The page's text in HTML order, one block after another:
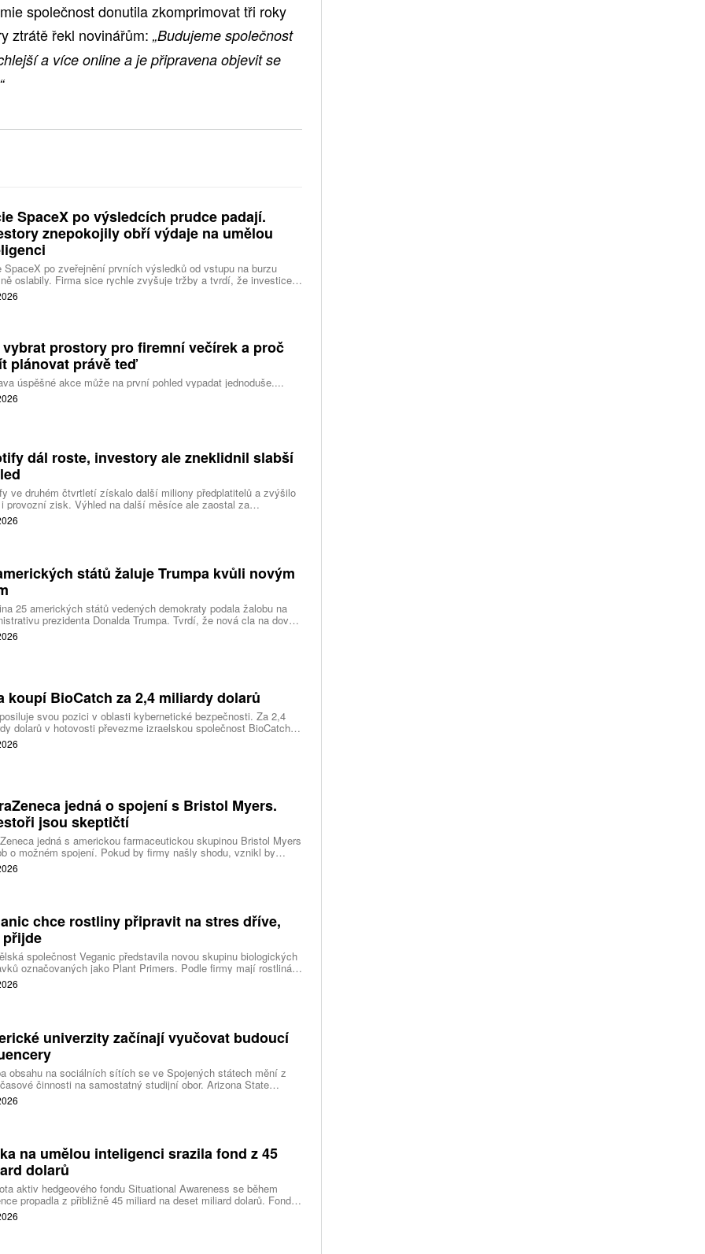
společnost donutila zkomprimovat tři roky
ztrátě řekl novinářům: „Budujeme společnost
a více online a je připravena objevit se
SpaceX po výsledcích prudce padají.
znepokojily obří výdaje na umělou
SpaceX po zveřejnění prvních výsledků od vstupu na burzu
oslabily. Firma sice rychle zvyšuje tržby a tvrdí, že investice
inteligence se vracejí mnohem rychleji než dříve, investoři ale
zda je tempo rekordních výdajů dlouhodobě udržitelné.
prostory pro firemní večírek a proč
plánovat právě teď
úspěšné akce může na první pohled vypadat jednoduše....
dál roste, investory ale zneklidnil slabší
ve druhém čtvrtletí získalo další miliony předplatitelů a zvýšilo
provozní zisk. Výhled na další měsíce ale zaostal za
a ukázal, že další růst bude vyžadovat vyšší výdaje na
nové služby a umělou inteligenci.
států žaluje Trumpa kvůli novým
25 amerických států vedených demokraty podala žalobu na
prezidenta Donalda Trumpa. Tvrdí, že nová cla na dovoz
zemí překračují pravomoci prezidenta a obcházejí předchozí
amerických soudů.
koupí BioCatch za 2,4 miliardy dolarů
svou pozici v oblasti kybernetické bezpečnosti. Za 2,4
dolarů v hotovosti převezme izraelskou společnost BioCatch,
bankám odhalovat podvody podle chování uživatelů při
internetovým bankovnictvím.
jedná o spojení s Bristol Myers.
jsou skeptičtí
jedná s americkou farmaceutickou skupinou Bristol Myers
o možném spojení. Pokud by firmy našly shodu, vznikl by
z největších výrobců léků na světě s hodnotou téměř 400 miliard
chce rostliny připravit na stres dříve,
přijde
společnost Veganic představila novou skupinu biologických
označovaných jako Plant Primers. Podle firmy mají rostlinám
biologické signály, které je připraví na pozdější stres. Cílem není
plodiny neustále v pohotovosti, ale umožnit jim rychleji spustit
univerzity začínají vyučovat budoucí
obsahu na sociálních sítích se ve Spojených státech mění z
činnosti na samostatný studijní obor. Arizona State
připravila bakalářský program zaměřený na tvorbu obsahu.
University zase spouští vedlejší studijní program pro
na umělou inteligenci srazila fond z 45
dolarů
aktiv hedgeového fondu Situational Awareness se během
propadla z přibližně 45 miliard na deset miliard dolarů. Fond
výzkumníka OpenAI Leopold Aschenbrenner zasáhl pokles
akcií, vysoké využití vypůjčených peněz a následné